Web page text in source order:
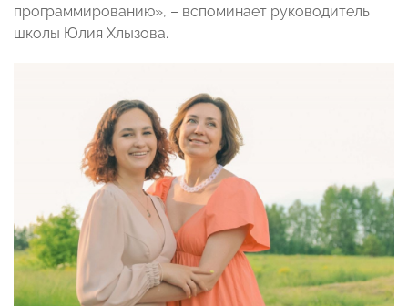
программированию», – вспоминает руководитель
школы Юлия Хлызова.